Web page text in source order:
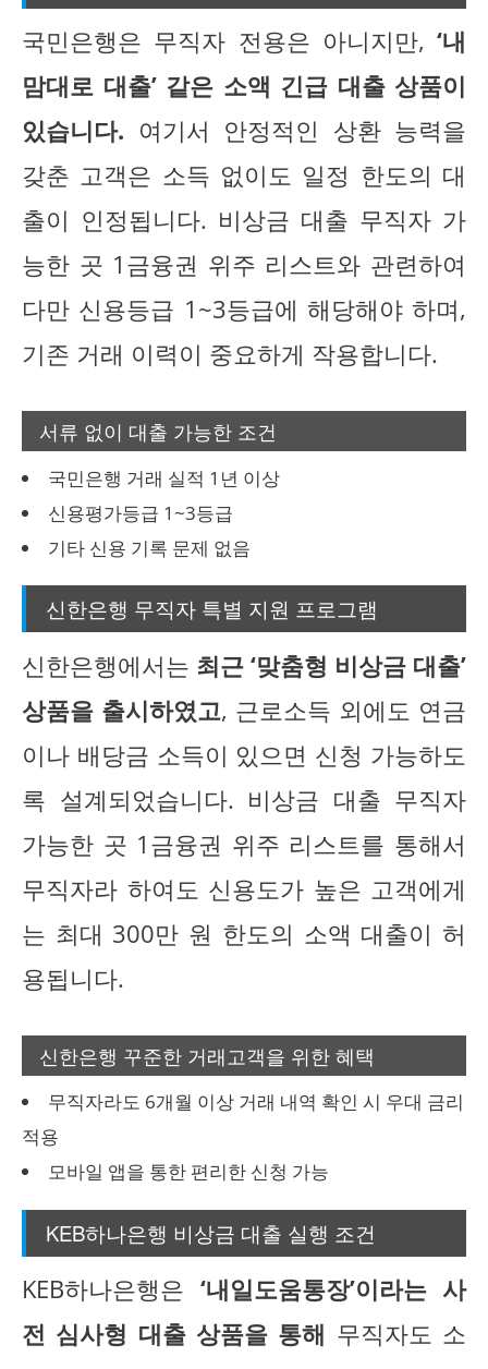
국민은행은 무직자 전용은 아니지만, ‘내
맘대로 대출’ 같은 소액 긴급 대출 상품이
있습니다. 여기서 안정적인 상환 능력을
갖춘 고객은 소득 없이도 일정 한도의 대
출이 인정됩니다. 비상금 대출 무직자 가
능한 곳 1금융권 위주 리스트와 관련하여
다만 신용등급 1~3등급에 해당해야 하며,
기존 거래 이력이 중요하게 작용합니다.
서류 없이 대출 가능한 조건
국민은행 거래 실적 1년 이상
신용평가등급 1~3등급
기타 신용 기록 문제 없음
신한은행 무직자 특별 지원 프로그램
신한은행에서는 최근 ‘맞춤형 비상금 대출’
상품을 출시하였고, 근로소득 외에도 연금
이나 배당금 소득이 있으면 신청 가능하도
록 설계되었습니다. 비상금 대출 무직자
가능한 곳 1금융권 위주 리스트를 통해서
무직자라 하여도 신용도가 높은 고객에게
는 최대 300만 원 한도의 소액 대출이 허
용됩니다.
신한은행 꾸준한 거래고객을 위한 혜택
무직자라도 6개월 이상 거래 내역 확인 시 우대 금리
적용
모바일 앱을 통한 편리한 신청 가능
KEB하나은행 비상금 대출 실행 조건
KEB하나은행은 ‘내일도움통장’이라는 사
전 심사형 대출 상품을 통해 무직자도 소